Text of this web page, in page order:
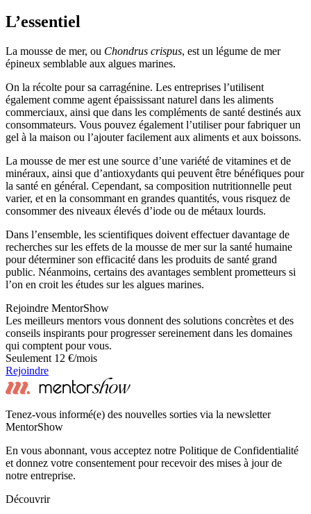
L’essentiel
La mousse de mer, ou Chondrus crispus, est un légume de mer
épineux semblable aux algues marines.
On la récolte pour sa carragénine. Les entreprises l’utilisent
également comme agent épaississant naturel dans les aliments
commerciaux, ainsi que dans les compléments de santé destinés aux
consommateurs. Vous pouvez également l’utiliser pour fabriquer un
gel à la maison ou l’ajouter facilement aux aliments et aux boissons.
La mousse de mer est une source d’une variété de vitamines et de
minéraux, ainsi que d’antioxydants qui peuvent être bénéfiques pour
la santé en général. Cependant, sa composition nutritionnelle peut
varier, et en la consommant en grandes quantités, vous risquez de
consommer des niveaux élevés d’iode ou de métaux lourds.
Dans l’ensemble, les scientifiques doivent effectuer davantage de
recherches sur les effets de la mousse de mer sur la santé humaine
pour déterminer son efficacité dans les produits de santé grand
public. Néanmoins, certains des avantages semblent prometteurs si
l’on en croit les études sur les algues marines.
Rejoindre MentorShow
Les meilleurs mentors vous donnent des solutions concrètes et des
conseils inspirants pour progresser sereinement dans les domaines
qui comptent pour vous.
Seulement 12 €/mois
Rejoindre
Tenez-vous informé(e) des nouvelles sorties via la newsletter
MentorShow
En vous abonnant, vous acceptez notre Politique de Confidentialité
et donnez votre consentement pour recevoir des mises à jour de
notre entreprise.
Découvrir